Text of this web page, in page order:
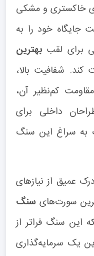
خاکستری و مشکی
جایگاه خود را به
برای لقب بهترین
کند. شفافیت بالا،
کم‌نظیر آن،
داخلی برای
به سراغ این سنگ
عمیق از نیازهای
سورت‌های سنگ
این سنگ فراتر از
یک سرمایه‌گذاری